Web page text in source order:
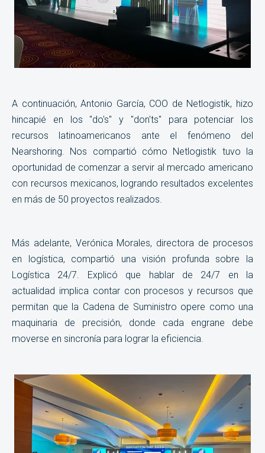
A continuación, Antonio García, COO de Netlogistik, hizo
hincapié en los "do's" y "don'ts" para potenciar los
recursos latinoamericanos ante el fenómeno del
Nearshoring. Nos compartió cómo Netlogistik tuvo la
oportunidad de comenzar a servir al mercado americano
con recursos mexicanos, logrando resultados excelentes
en más de 50 proyectos realizados.
Más adelante, Verónica Morales, directora de procesos
en logística, compartió una visión profunda sobre la
Logística 24/7. Explicó que hablar de 24/7 en la
actualidad implica contar con procesos y recursos que
permitan que la Cadena de Suministro opere como una
maquinaria de precisión, donde cada engrane debe
moverse en sincronía para lograr la eficiencia.